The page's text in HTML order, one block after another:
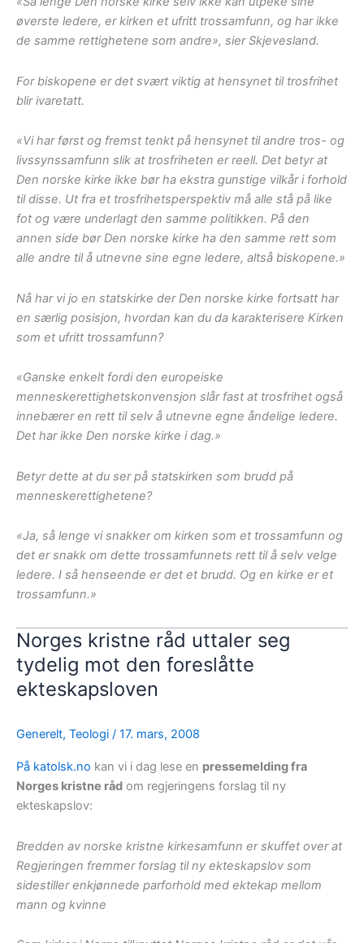
øverste ledere, er kirken et ufritt trossamfunn, og har ikke
de samme rettighetene som andre», sier Skjevesland.
For biskopene er det svært viktig at hensynet til trosfrihet
blir ivaretatt.
«Vi har først og fremst tenkt på hensynet til andre tros- og
livssynssamfunn slik at trosfriheten er reell. Det betyr at
Den norske kirke ikke bør ha ekstra gunstige vilkår i forhold
til disse. Ut fra et trosfrihetsperspektiv må alle stå på like
fot og være underlagt den samme politikken. På den
annen side bør Den norske kirke ha den samme rett som
alle andre til å utnevne sine egne ledere, altså biskopene.»
Nå har vi jo en statskirke der Den norske kirke fortsatt har
en særlig posisjon, hvordan kan du da karakterisere Kirken
som et ufritt trossamfunn?
«Ganske enkelt fordi den europeiske
menneskerettighetskonvensjon slår fast at trosfrihet også
innebærer en rett til selv å utnevne egne åndelige ledere.
Det har ikke Den norske kirke i dag.»
Betyr dette at du ser på statskirken som brudd på
menneskerettighetene?
«Ja, så lenge vi snakker om kirken som et trossamfunn og
det er snakk om dette trossamfunnets rett til å selv velge
ledere. I så henseende er det et brudd. Og en kirke er et
trossamfunn.»
Norges kristne råd uttaler seg
tydelig mot den foreslåtte
ekteskapsloven
Generelt, Teologi / 17. mars, 2008
På katolsk.no kan vi i dag lese en pressemelding fra
Norges kristne råd om regjeringens forslag til ny
ekteskapslov:
Bredden av norske kristne kirkesamfunn er skuffet over at
Regjeringen fremmer forslag til ny ekteskapslov som
sidestiller enkjønnede parforhold med ektekap mellom
mann og kvinne